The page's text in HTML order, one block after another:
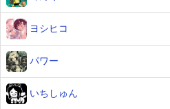
ヨシヒコ
パワー
いちしゅん